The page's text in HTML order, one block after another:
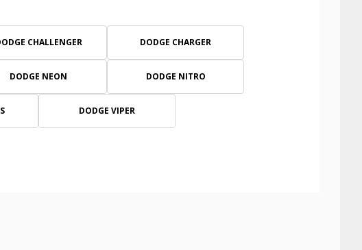
CHALLENGER DODGE CHARGER
DODGE NEON DODGE NITRO
DODGE VIPER